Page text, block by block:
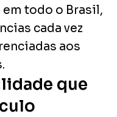
todo o Brasil,
cada vez
aos
que